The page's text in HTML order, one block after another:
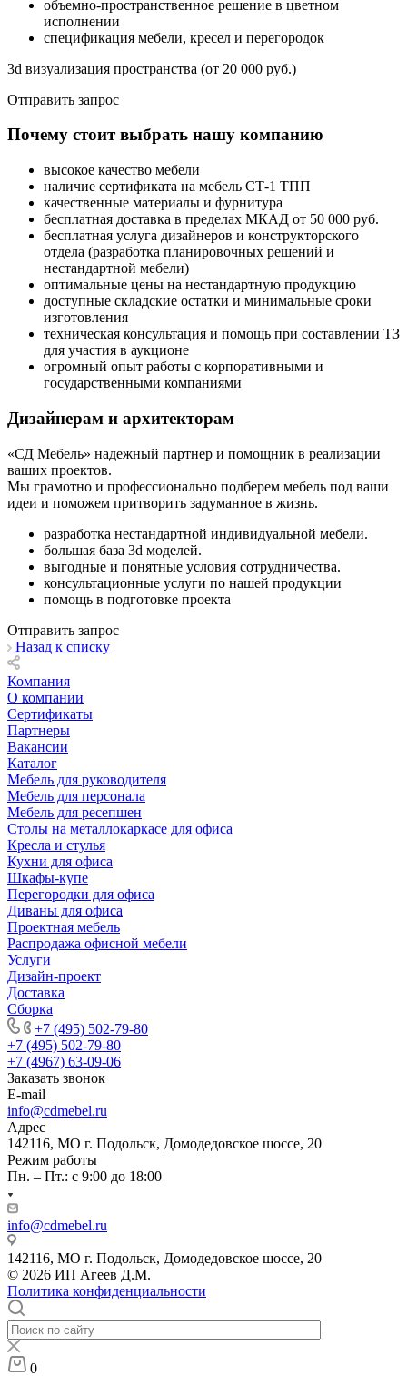
объемно-пространственное решение в цветном
исполнении
спецификация мебели, кресел и перегородок
3d визуализация пространства (от 20 000 руб.)
Отправить запрос
Почему стоит выбрать нашу компанию
высокое качество мебели
наличие сертификата на мебель СТ-1 ТПП
качественные материалы и фурнитура
бесплатная доставка в пределах МКАД от 50 000 руб.
бесплатная услуга дизайнеров и конструкторского
отдела (разработка планировочных решений и
нестандартной мебели)
оптимальные цены на нестандартную продукцию
доступные складские остатки и минимальные сроки
изготовления
техническая консультация и помощь при составлении ТЗ
для участия в аукционе
огромный опыт работы с корпоративными и
государственными компаниями
Дизайнерам и архитекторам
«СД Мебель» надежный партнер и помощник в реализации
ваших проектов.
Мы грамотно и профессионально подберем мебель под ваши
идеи и поможем притворить задуманное в жизнь.
разработка нестандартной индивидуальной мебели.
большая база 3d моделей.
выгодные и понятные условия сотрудничества.
консультационные услуги по нашей продукции
помощь в подготовке проекта
Отправить запрос
Назад к списку
Компания
О компании
Сертификаты
Партнеры
Вакансии
Каталог
Мебель для руководителя
Мебель для персонала
Мебель для ресепшен
Столы на металлокаркасе для офиса
Кресла и стулья
Кухни для офиса
Шкафы-купе
Перегородки для офиса
Диваны для офиса
Проектная мебель
Распродажа офисной мебели
Услуги
Дизайн-проект
Доставка
Сборка
+7 (495) 502-79-80
+7 (495) 502-79-80
+7 (4967) 63-09-06
Заказать звонок
E-mail
info@cdmebel.ru
Адрес
142116, МО г. Подольск, Домодедовское шоссе, 20
Режим работы
Пн. – Пт.: с 9:00 до 18:00
info@cdmebel.ru
142116, МО г. Подольск, Домодедовское шоссе, 20
© 2026 ИП Агеев Д.М.
Политика конфиденциальности
0